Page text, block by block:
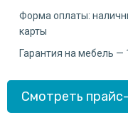
Смотреть
Форма оплаты:
карты
Гарантия на мебель —